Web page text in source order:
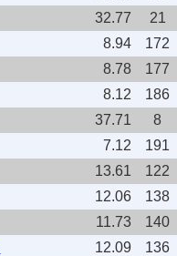
32.77
21
8.94
172
8.78
177
8.12
186
37.71
8
7.12
191
13.61
122
12.06
138
11.73
140
12.09
136